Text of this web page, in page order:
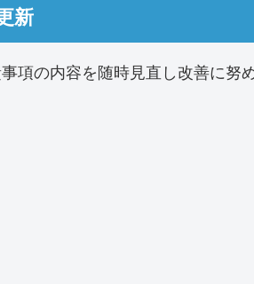
新
項の内容を随時見直し改善に努